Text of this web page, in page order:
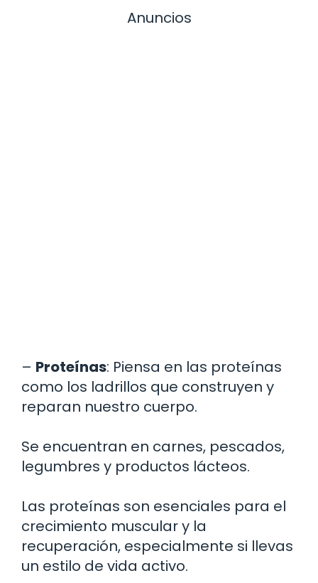
Anuncios
– Proteínas: Piensa en las proteínas
como los ladrillos que construyen y
reparan nuestro cuerpo.
Se encuentran en carnes, pescados,
legumbres y productos lácteos.
Las proteínas son esenciales para el
crecimiento muscular y la
recuperación, especialmente si llevas
un estilo de vida activo.